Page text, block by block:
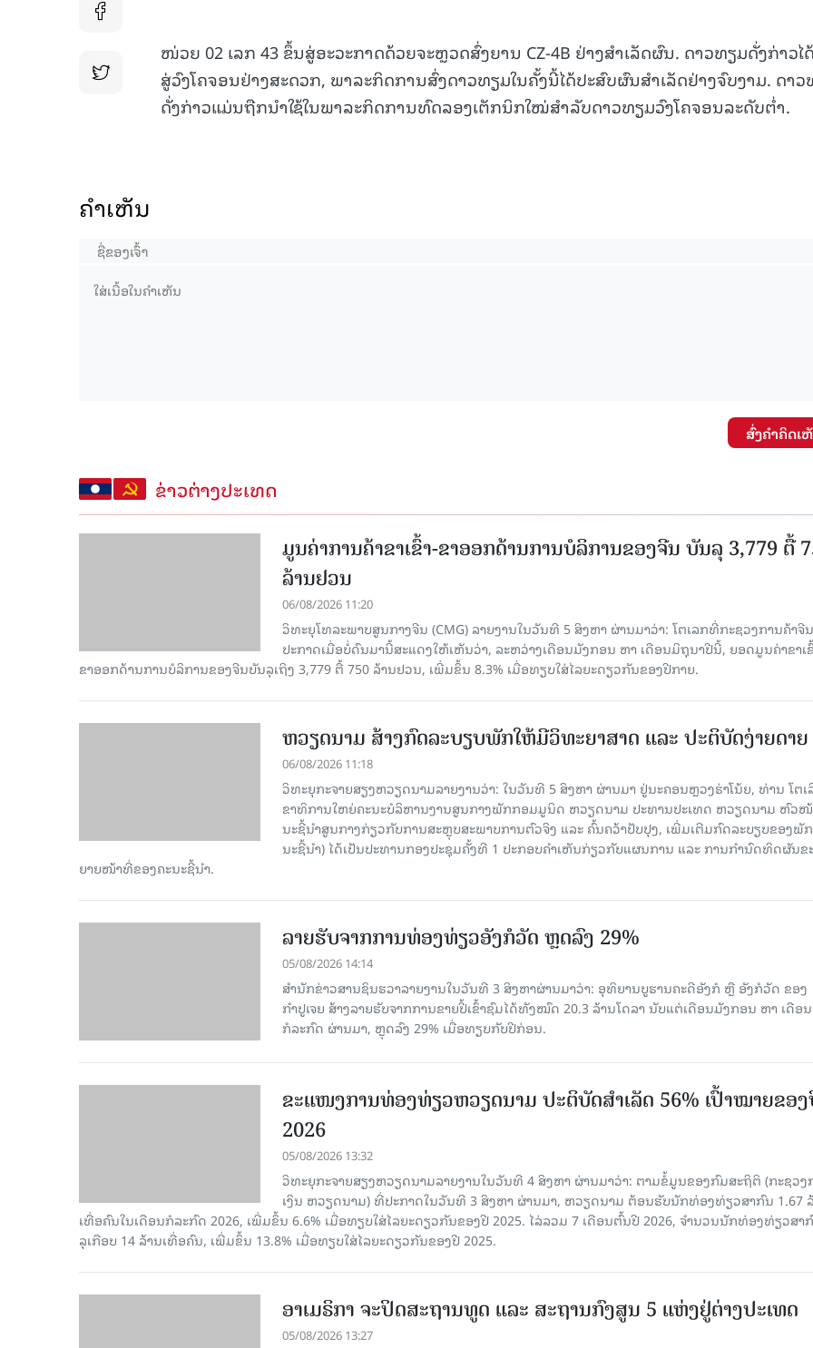
ໜ່ວຍ 02 ເລກ 43 ຂຶ້ນສູ່ອະວະກາດດ້ວຍຈະຫຼວດສົ່ງຍານ CZ-4B ຢ່າງສຳເລັດຜົນ. ດາວທຽມດັ່ງກ່າວໄດ້
ສູ່ວົງໂຄຈອນຢ່າງສະດວກ, ພາລະກິດການສົ່ງດາວທຽມໃນຄັ້ງນີ້ໄດ້ປະສົບຜົນສຳເລັດຢ່າງຈົບງາມ. ດາ
ດັ່ງກ່າວແມ່ນຖືກນຳໃຊ້ໃນພາລະກິດການທົດລອງເຕັກນິກໃໝ່ສຳລັບດາວທຽມວົງໂຄຈອນລະດັບຕ່ຳ.
ຄໍາເຫັນ
ສົ່ງຄໍາຄິດເ
ຂ່າວຕ່າງປະເທດ
ມູນຄ່າການຄ້າຂາເຂົ້າ-ຂາອອກດ້ານການບໍລິການຂອງຈີນ ບັນລຸ 3,779 ຕື້
ລ້ານຢວນ
06/08/2026 11:20
ວິທະຍຸໂທລະພາບສູນກາງຈີນ (CMG) ລາຍງານໃນວັນທີ 5 ສິງຫາ ຜ່ານມາວ່າ: ໂຕເລກທີ່ກະຊວງການຄ້າຈີນ
ປະກາດເມື່ອບໍ່ດົນມານີ້ສະແດງໃຫ້ເຫັນວ່າ, ລະຫວ່າງເດືອນມັງກອນ ຫາ ເດືອນມິຖຸນາປີນີ້, ຍອດມູນຄ່າຂາເ
ຂາອອກດ້ານການບໍລິການຂອງຈີນບັນລຸເຖິງ 3,779 ຕື້ 750 ລ້ານຢວນ, ເພີ່ມຂຶ້ນ 8.3% ເມື່ອທຽບໃສ່ໄລຍະດຽວກັນຂອງປີກາຍ.
ຫວຽດນາມ ສ້າງກົດລະບຽບພັກໃຫ້ມີວິທະຍາສາດ ແລະ ປະຕິບັດງ່າຍດາຍ
06/08/2026 11:18
ວິທະຍຸກະຈາຍສຽງຫວຽດນາມລາຍງານວ່າ: ໃນ​ວັນ​ທີ 5 ສິງ​ຫາ ຜ່ານມາ ຢູ່ນະຄອນຫຼວງຮ່າ​ໂນ້ຍ, ທ່ານ ໂຕ​ເ
ຂາ​ທິ​ການ​ໃຫຍ່​ຄະ​ນະ​ບໍ​ລິ​ຫານ​ງານ​ສູນ​ກາງ​ພັກ​ກອມ​ມູ​ນິດ ຫວຽດ​ນາມ ປະ​ທານ​ປະ​ເທດ ຫວຽດ​ນາມ ຫົວ​ໜ້
ນະ​ຊີ້​ນຳ​ສູນ​ກາງ​ກ່ຽວ​ກັບ​ການ​ສະ​ຫຼຸບ​ສະ​ພ​າບ​ການ​ຕົວ​ຈິງ ແລະ ຄົ້ນ​ຄວ້າ​ປັບ​ປຸງ, ເພີ່ມ​ເຕີມ​ກົດ​ລະ​ບຽບ​ຂອງ​ພັ
ນະ​ຊີ້​ນຳ) ໄດ້​ເປັນ​ປະ​ທານກອງ​ປະ​ຊຸມ​ຄັ້ງ​ທີ 1 ປະ​ກອບ​ຄຳ​ເຫັນ​ກ່ຽວ​ກັບ​ແຜນ​ການ ແລະ ການ​ກຳ​ນົດ​ທິດ​ຜັນ​ຂ
ຍາຍ​ໜ້າ​ທີ່​ຂອງ​ຄະ​ນະ​ຊີ້​ນຳ.
ລາຍຮັບຈາກການທ່ອງທ່ຽວອັງກໍວັດ ຫຼດລົງ 29%
05/08/2026 14:14
ສຳນັກຂ່າວສານຊິນຮວາລາຍງານໃນວັນທີ 3 ສິງຫາຜ່ານມາວ່າ: ອຸທິຍານບູຮານຄະດີອັງກໍ ຫຼື ອັງກໍວັດ ຂອງ
ກຳປູເຈຍ ສ້າງລາຍຮັບຈາກການຂາຍປີ້ເຂົ້າຊົມໄດ້ທັງໝົດ 20.3 ລ້ານໂດລາ ນັບແຕ່ເດືອນມັງກອນ ຫາ ເດືອນ
ກໍລະກົດ ຜ່ານມາ, ຫຼຸດລົງ 29% ເມື່ອທຽບກັບປີກ່ອນ.
ຂະ​ແໜງ​ການ​ທ່ອງ​ທ່ຽວຫວຽດນາມ ​ປະ​ຕິ​ບັດ​ສຳ​ເລັດ 56% ເປົ້າ​ໝາຍຂອ
2026
05/08/2026 13:32
ວິທະຍຸກະຈາຍສຽງຫວຽດນາມລາຍງານໃນວັນທີ 4 ສິງຫາ ຜ່ານມາວ່າ: ຕາມ​ຂໍ້​ມູນ​ຂອງ​ກົມ​ສະ​ຖິ​ຕິ (ກະ​ຊວງ​
ເງິນ ຫວຽດ​ນາມ) ທີ່ປະ​ກາດ​ໃນ​ວັນ​ທີ 3 ສິງ​ຫາ​ ຜ່ານມາ, ຫວຽດ​ນາມ ຕ້ອນ​ຮັບ​ນັກທ່ອງ​ທ່ຽວ​ສາ​ກົນ 1.67
ເທື່ອ​ຄົນ​ໃນ​ເດືອນ​ກໍ​ລະ​ກົດ 2026, ເພີ່ມ​ຂຶ້ນ 6.6% ເມື່ອ​ທຽບ​ໃສ່​ໄລ​ຍະ​ດຽວ​ກັນ​ຂອງ​ປີ 2025. ໄລ່​ລວມ 7 ເດືອນ​ຕົ້ນ​ປີ 2026, ຈຳ​ນວນ​ນັກ​ທ່ອງ​ທ່ຽວ​ສາ​
ລຸ​ເກືອບ 14 ລ້ານ​ເທື່ອ​ຄົນ, ເພີ່ມ​ຂຶ້ນ 13.8% ເມື່ອ​ທຽບ​ໃສ່​ໄລ​ຍະ​ດຽວ​ກັນ​ຂອງ​ປີ​ 2025.
ອາເມຣິກາ ຈະປິດສະຖານທູດ ແ​ລະ ສະຖານກົງສູນ 5 ແຫ່ງ​ຢູ່​ຕ່າງ​ປະ​ເທດ
05/08/2026 13:27
15.038(05-08-